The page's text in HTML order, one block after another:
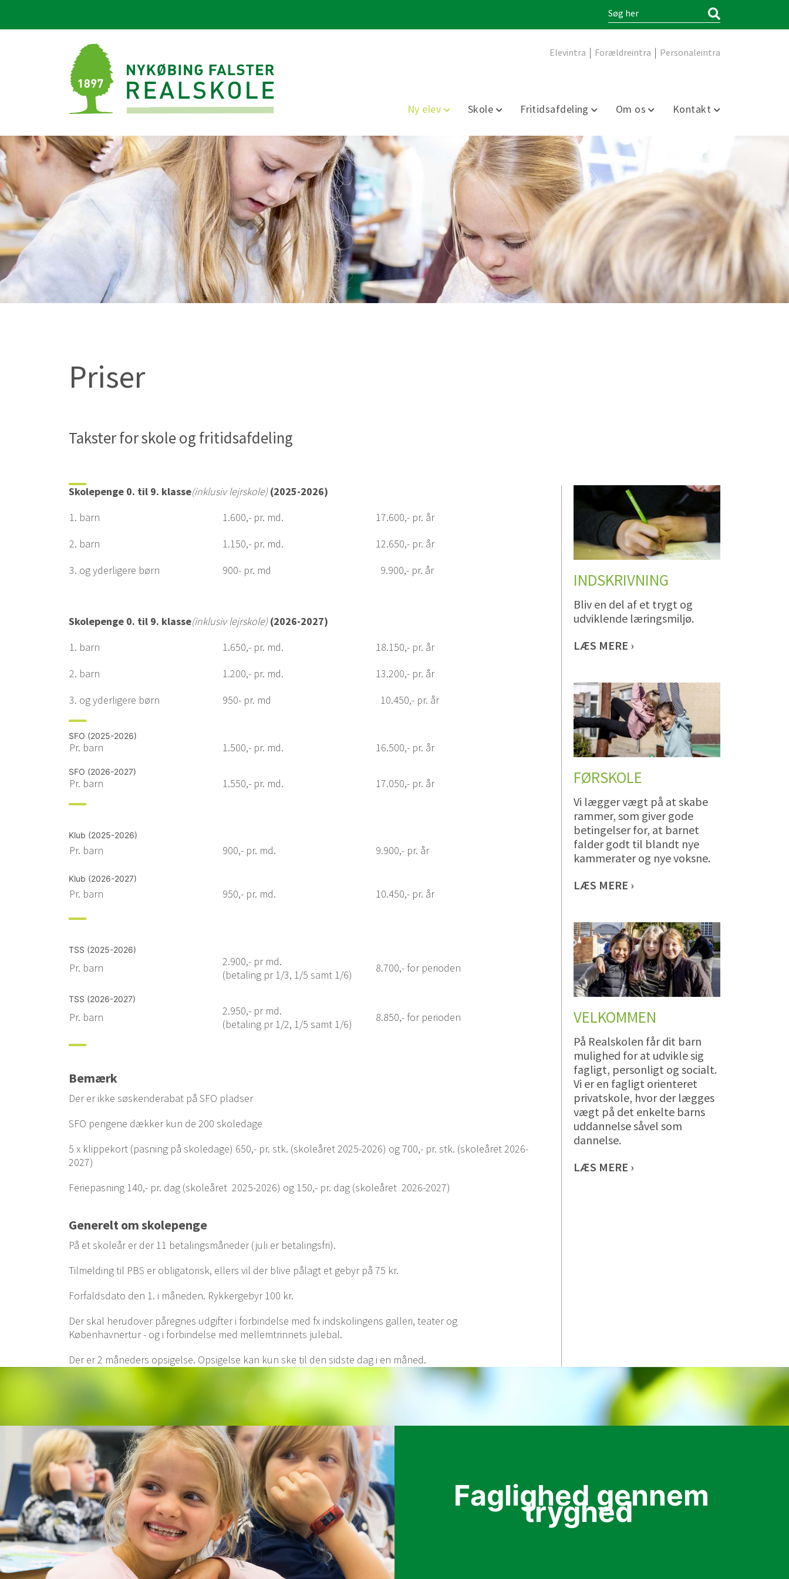
Elevintra Forældreintra Personaleintra
Ny elev Skole Fritidsafdeling Om os Kontakt
Priser
Takster for skole og fritidsafdeling
Skolepenge 0. til 9. klasse(inklusiv lejrskole) (2025-2026)
1. barn 1.600,- pr. md. 17.600,- pr. år
2. barn 1.150,- pr. md. 12.650,- pr. år
3. og yderligere børn 900- pr. md 9.900,- pr. år
Skolepenge 0. til 9. klasse(inklusiv lejrskole) (2026-2027)
1. barn 1.650,- pr. md. 18.150,- pr. år
2. barn 1.200,- pr. md. 13.200,- pr. år
3. og yderligere børn 950- pr. md 10.450,- pr. år
SFO (2025-2026)
Pr. barn 1.500,- pr. md. 16.500,- pr. år
SFO (2026-2027)
Pr. barn 1.550,- pr. md. 17.050,- pr. år
Klub (2025-2026)
Pr. barn 900,- pr. md. 9.900,- pr. år
Klub (2026-2027)
Pr. barn 950,- pr. md. 10.450,- pr. år
TSS (2025-2026)
Pr. barn
2.900,- pr md.
(betaling pr 1/3, 1/5 samt 1/6)
8.700,- for perioden
TSS (2026-2027)
Pr. barn
2.950,- pr md.
(betaling pr 1/2, 1/5 samt 1/6)
8.850,- for perioden
Bemærk
Der er ikke søskenderabat på SFO pladser
SFO pengene dækker kun de 200 skoledage
5 x klippekort (pasning på skoledage) 650,- pr. stk. (skoleåret 2025-2026) og 700,- pr. stk. (skoleåret 2026-
2027)
Feriepasning 140,- pr. dag (skoleåret 2025-2026) og 150,- pr. dag (skoleåret 2026-2027)
Generelt om skolepenge
På et skoleår er der 11 betalingsmåneder (juli er betalingsfri).
Tilmelding til PBS er obligatorisk, ellers vil der blive pålagt et gebyr på 75 kr.
Forfaldsdato den 1. i måneden. Rykkergebyr 100 kr.
Der skal herudover påregnes udgifter i forbindelse med fx indskolingens galleri, teater og
Københavnertur - og i forbindelse med mellemtrinnets julebal.
Der er 2 måneders opsigelse. Opsigelse kan kun ske til den sidste dag i en måned.
INDSKRIVNING
Bliv en del af et trygt og
udviklende læringsmiljø.
LÆS MERE ›
FØRSKOLE
Vi lægger vægt på at skabe
rammer, som giver gode
betingelser for, at barnet
falder godt til blandt nye
kammerater og nye voksne.
LÆS MERE ›
VELKOMMEN
På Realskolen får dit barn
mulighed for at udvikle sig
fagligt, personligt og socialt.
Vi er en fagligt orienteret
privatskole, hvor der lægges
vægt på det enkelte barns
uddannelse såvel som
dannelse.
LÆS MERE ›
Faglighed gennem
tryghed